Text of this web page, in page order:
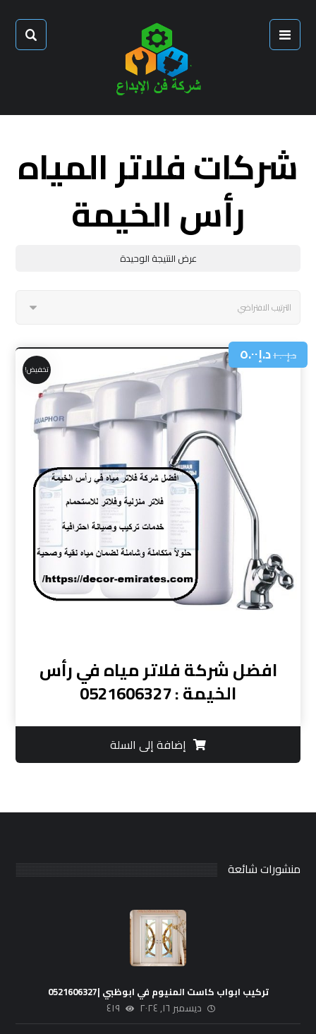
شركات فلاتر المياه
رأس الخيمة
عرض النتيجة الوحيدة
افضل شركة فلاتر مياه في رأس
الخيمة : 0521606327
د.إ١٠.٠٠د.إ٥.٠٠
تخفيض!
إضافة إلى السلة
منشورات شائعة
تركيب ابواب كاست المنيوم في ابوظبي |0521606327
ديسمبر ١٦, ٢٠٢٤ ٤١٩